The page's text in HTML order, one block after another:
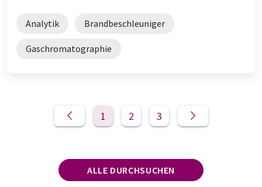
Analytik Brandbeschleuniger
Gaschromatographie
1 2 3
ALLE DURCHSUCHEN